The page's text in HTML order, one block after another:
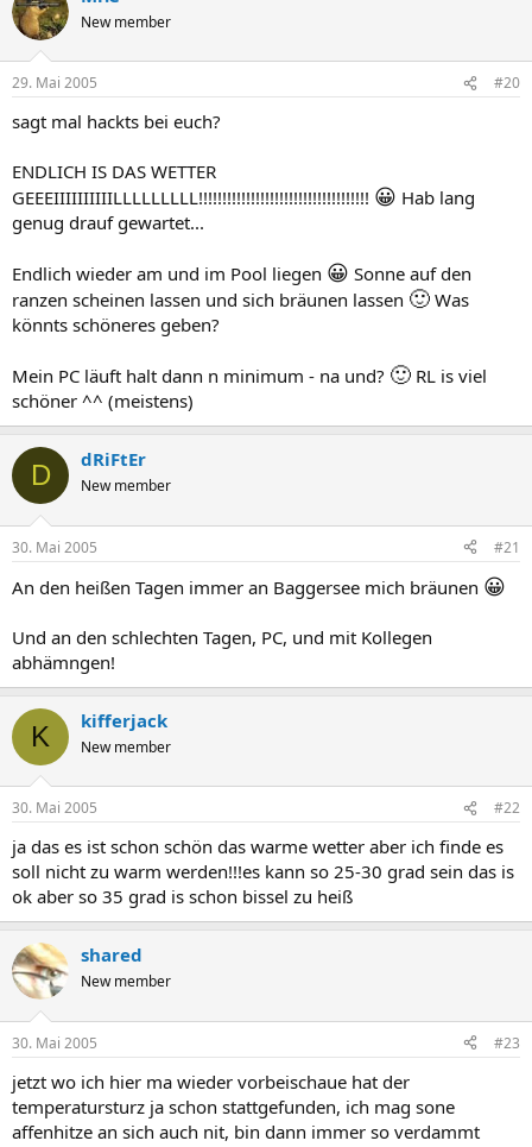
New member
29. Mai 2005 #20
sagt mal hackts bei euch?
ENDLICH IS DAS WETTER
GEEEIIIIIIIIIILLLLLLLLL!!!!!!!!!!!!!!!!!!!!!!!!!!!!!!!!!!!! 😀 Hab lang
genug drauf gewartet...
Endlich wieder am und im Pool liegen 😀 Sonne auf den
ranzen scheinen lassen und sich bräunen lassen 🙂 Was
könnts schöneres geben?
Mein PC läuft halt dann n minimum - na und? 🙂 RL is viel
schöner ^^ (meistens)
D dRiFtEr
New member
30. Mai 2005 #21
An den heißen Tagen immer an Baggersee mich bräunen 😀
Und an den schlechten Tagen, PC, und mit Kollegen
abhämngen!
K kifferjack
New member
30. Mai 2005 #22
ja das es ist schon schön das warme wetter aber ich finde es
soll nicht zu warm werden!!!es kann so 25-30 grad sein das is
ok aber so 35 grad is schon bissel zu heiß
shared
New member
30. Mai 2005 #23
jetzt wo ich hier ma wieder vorbeischaue hat der
temperatursturz ja schon stattgefunden, ich mag sone
affenhitze an sich auch nit, bin dann immer so verdammt